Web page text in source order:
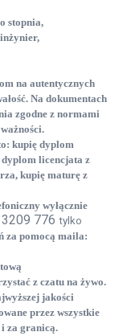
stopnia,
,
na autentycznych
Na dokumentach
zgodne z normami
kupię dyplom
dyplom licencjata z
, kupię maturę z
wyłącznie
776 tylko
za pomocą maila:
z czatu na żywo.
jakości
przez wszystkie
i za granicą.